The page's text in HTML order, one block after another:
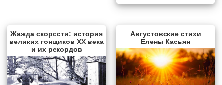
Жажда скорости: история
великих гонщиков XX века
и их рекордов
Августовские стихи
Елены Касьян